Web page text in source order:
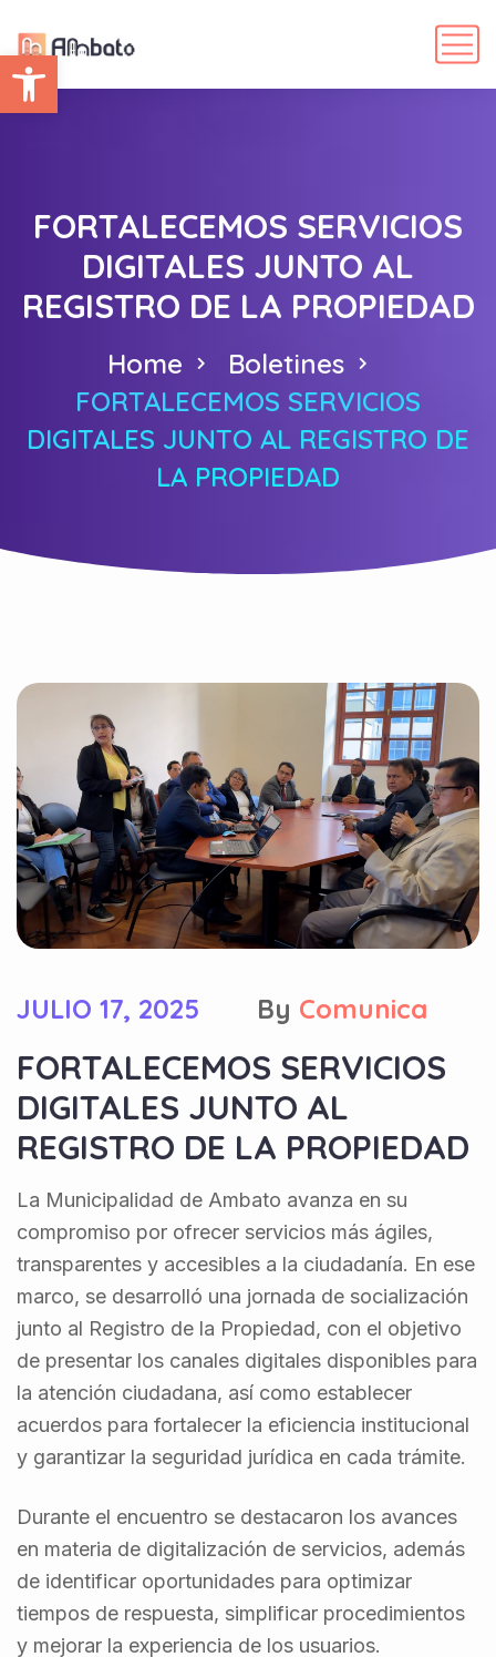
Abrir barra de herramientas
FORTALECEMOS SERVICIOS
DIGITALES JUNTO AL
REGISTRO DE LA PROPIEDAD
Home
Boletines
FORTALECEMOS SERVICIOS
DIGITALES JUNTO AL REGISTRO DE
LA PROPIEDAD
JULIO 17, 2025 By Comunica
FORTALECEMOS SERVICIOS
DIGITALES JUNTO AL
REGISTRO DE LA PROPIEDAD
La Municipalidad de Ambato avanza en su
compromiso por ofrecer servicios más ágiles,
transparentes y accesibles a la ciudadanía. En ese
marco, se desarrolló una jornada de socialización
junto al Registro de la Propiedad, con el objetivo
de presentar los canales digitales disponibles para
la atención ciudadana, así como establecer
acuerdos para fortalecer la eficiencia institucional
y garantizar la seguridad jurídica en cada trámite.
Durante el encuentro se destacaron los avances
en materia de digitalización de servicios, además
de identificar oportunidades para optimizar
tiempos de respuesta, simplificar procedimientos
y mejorar la experiencia de los usuarios.